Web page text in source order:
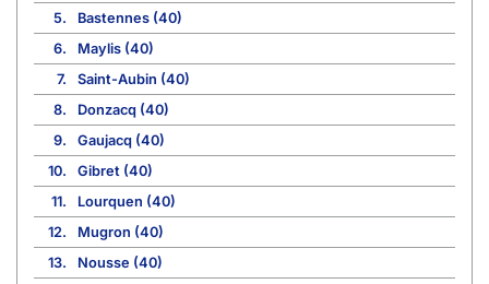
5.
Bastennes (40)
6.
Maylis (40)
7.
Saint-Aubin (40)
8.
Donzacq (40)
9.
Gaujacq (40)
10.
Gibret (40)
11.
Lourquen (40)
12.
Mugron (40)
13.
Nousse (40)